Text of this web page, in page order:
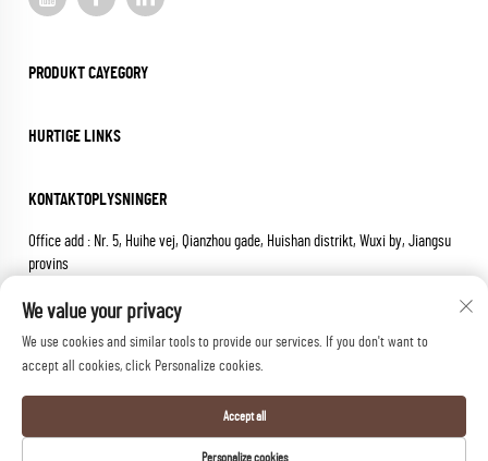
PRODUKT CAYEGORY
HURTIGE LINKS
KONTAKTOPLYSNINGER
Office add : Nr. 5, Huihe vej, Qianzhou gade, Huishan distrikt, Wuxi by, Jiangsu
provins
Tlf: +86-18652826331
Copyright © 2025 wuxi sheng mai machinery co.,ltd. Alle rettigheder
We value your privacy
We use cookies and similar tools to provide our services. If you don't want to
accept all cookies, click Personalize cookies.
Personalize cookies
Accept all